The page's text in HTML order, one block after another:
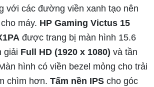
với các đường viền xanh tạo nên
máy. HP Gaming Victus 15
được trang bị màn hình 15.6
giải Full HD (1920 x 1080) và tần
hình có viền bezel mỏng cho trải
chìm hơn. Tấm nền IPS cho góc